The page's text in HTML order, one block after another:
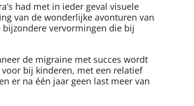
had met in ieder geval visuele
van de wonderlijke avonturen van
vervormingen die bij
de migraine met succes wordt
voor bij kinderen, met een relatief
er na één jaar geen last meer van